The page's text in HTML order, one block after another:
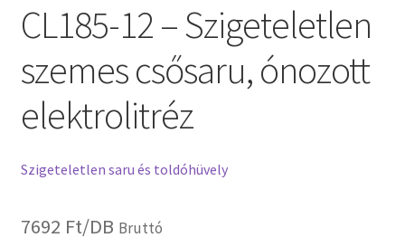
CL185-12 – Szigeteletlen
szemes csősaru, ónozott
elektrolitréz
Szigeteletlen saru és toldóhüvely
7692 Ft/DB Bruttó